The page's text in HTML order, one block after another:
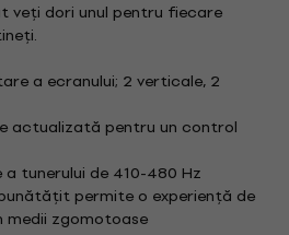
veți dori unul pentru fiecare
a ecranului; 2 verticale, 2
actualizată pentru un control
tunerului de 410-480 Hz
permite o experiență de
medii zgomotoase